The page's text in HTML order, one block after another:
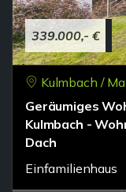
339.000,- €
Kulmbach /
Geräumiges
Kulmbach -
Dach
Einfamilienhaus